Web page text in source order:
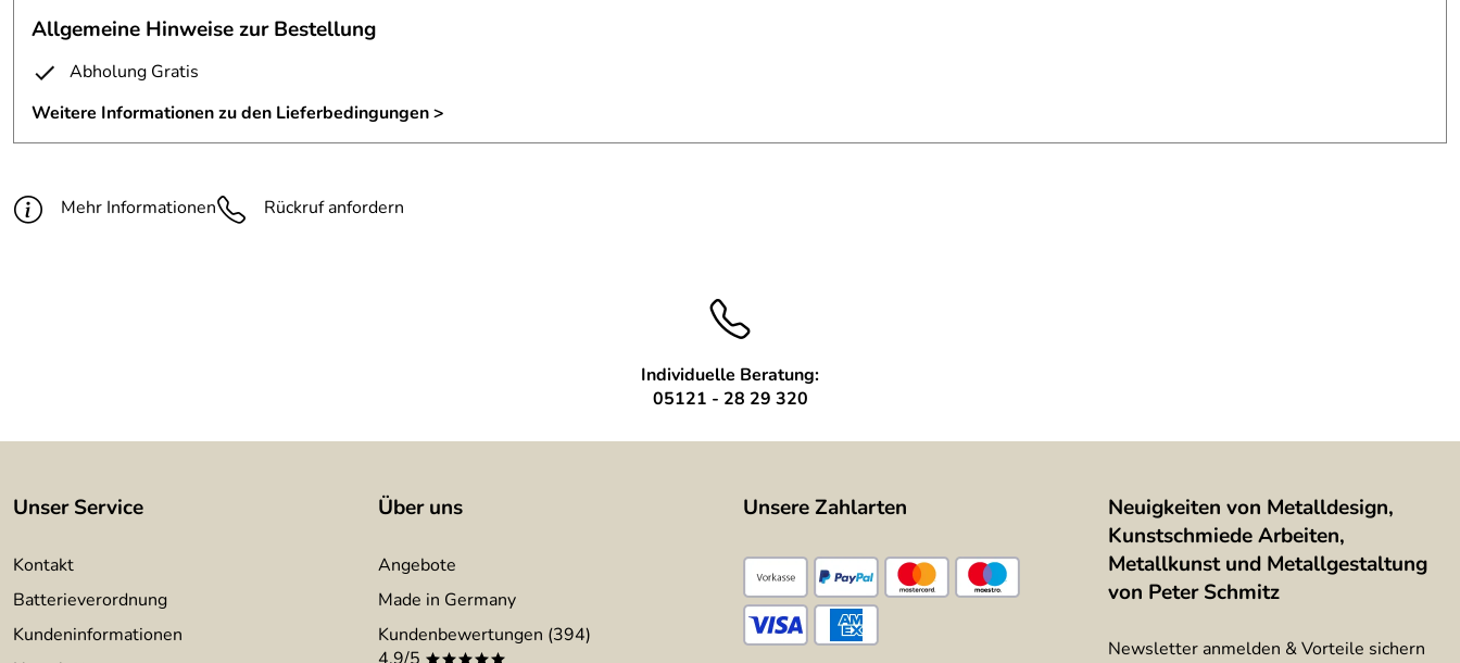
Allgemeine Hinweise zur Bestellung
Abholung Gratis
Weitere Informationen zu den Lieferbedingungen >
Mehr Informationen Rückruf anfordern
Individuelle Beratung:
05121 - 28 29 320
Unser Service
Kontakt
Batterieverordnung
Kundeninformationen
Über uns
Angebote
Made in Germany
Kundenbewertungen (394)
*****
Unsere Zahlarten
Neuigkeiten von Metalldesign,
Kunstschmiede Arbeiten,
Metallkunst und Metallgestaltung
von Peter Schmitz
Newsletter anmelden & Vorteile sichern